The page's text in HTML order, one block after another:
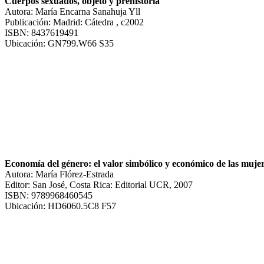
Autora: María Encarna Sanahuja Yll
Publicación: Madrid: Cátedra , c2002
ISBN: 8437619491
Ubicación: GN799.W66 S35
Economía del género: el valor simbólico y económico de las
Autora: María Flórez-Estrada
Editor: San José, Costa Rica: Editorial UCR, 2007
ISBN: 9789968460545
Ubicación: HD6060.5C8 F57